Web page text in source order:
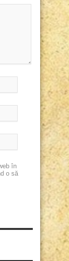
în
o să